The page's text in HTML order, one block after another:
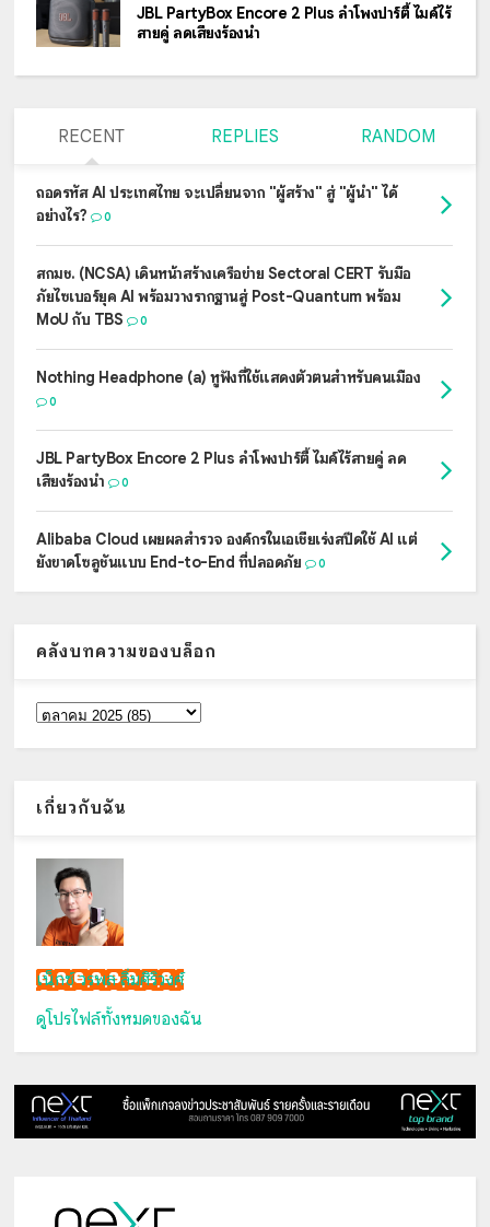
JBL PartyBox Encore 2 Plus ลำโพงปาร์ตี้ ไมค์ไร้
สายคู่ ลดเสียงร้องนำ
RECENT REPLIES RANDOM
ถอดรหัส AI ประเทศไทย จะเปลี่ยนจาก "ผู้สร้าง" สู่ "ผู้นำ" ได้
อย่างไร?
0
สกมช. (NCSA) เดินหน้าสร้างเครือข่าย Sectoral CERT รับมือ
ภัยไซเบอร์ยุค AI พร้อมวางรากฐานสู่ Post-Quantum พร้อม
MoU กับ TBS
0
Nothing Headphone (a) หูฟังที่ใช้แสดงตัวตนสำหรับคนเมือง
0
JBL PartyBox Encore 2 Plus ลำโพงปาร์ตี้ ไมค์ไร้สายคู่ ลด
เสียงร้องนำ
0
Alibaba Cloud เผยผลสำรวจ องค์กรในเอเชียเร่งสปีดใช้ AI แต่
ยังขาดโซลูชันแบบ End-to-End ที่ปลอดภัย
0
คลังบทความของบล็อก
เกี่ยวกับฉัน
เน็กซ์ วรพล ลิ่มศิริวงศ์
ดูโปรไฟล์ทั้งหมดของฉัน